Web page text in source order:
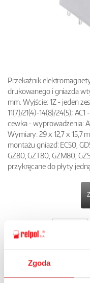
Zgoda
Przekaźnik
drukowanego i gniazda
mm. Wyjście: 1Z - jeden
11(7)/21(4)-14(8)/24(5);
cewka - wyprowadzenia:
Wymiary: 29 x 12,7 x 15,7
montażu gniazd: EC50,
GZ80, GZT80, GZM80,
przykręcane do płyty